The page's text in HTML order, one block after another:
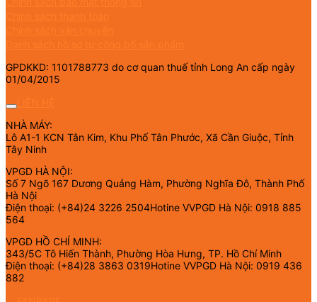
GPDKKD: 1101788773 do cơ quan thuế tỉnh Long An cấp ngày
01/04/2015
NHÀ MÁY:
Lô A1-1 KCN Tân Kim, Khu Phố Tân Phước, Xã Cần Giuộc, Tỉnh
Tây Ninh
VPGD HÀ NỘI:
Số 7 Ngõ 167 Dương Quảng Hàm, Phường Nghĩa Đô, Thành Phố
Hà Nội
Điện thoại: (+84)24 3226 2504Hotine VVPGD Hà Nội: 0918 885
564
VPGD HỒ CHÍ MINH:
343/5C Tô Hiến Thành, Phường Hòa Hưng, TP. Hồ Chí Minh
Điện thoại: (+84)28 3863 0319Hotine VVPGD Hà Nội: 0919 436
882